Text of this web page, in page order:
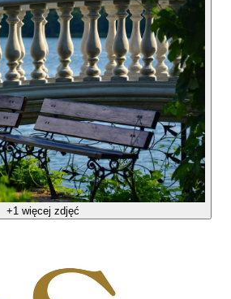
+1 więcej zdjęć